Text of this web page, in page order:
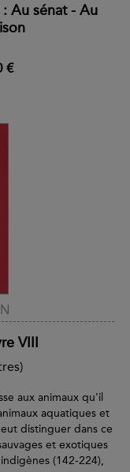
Au sénat - Au
€
VIII
aux animaux qu'il
aquatiques et
distinguer dans ce
et exotiques
(142-224),